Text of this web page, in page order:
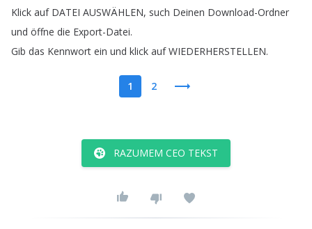
Klick auf DATEI AUSWÄHLEN, such Deinen Download-Ordner
und öffne die Export-Datei.
Gib das Kennwort ein und klick auf WIEDERHERSTELLEN.
1 2
RAZUMEM CEO TEKST